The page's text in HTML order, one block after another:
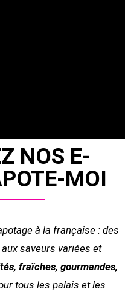
NOS E-
MOI
à la française : des
aux saveurs variées et
fraîches, gourmandes,
tous les palais et les